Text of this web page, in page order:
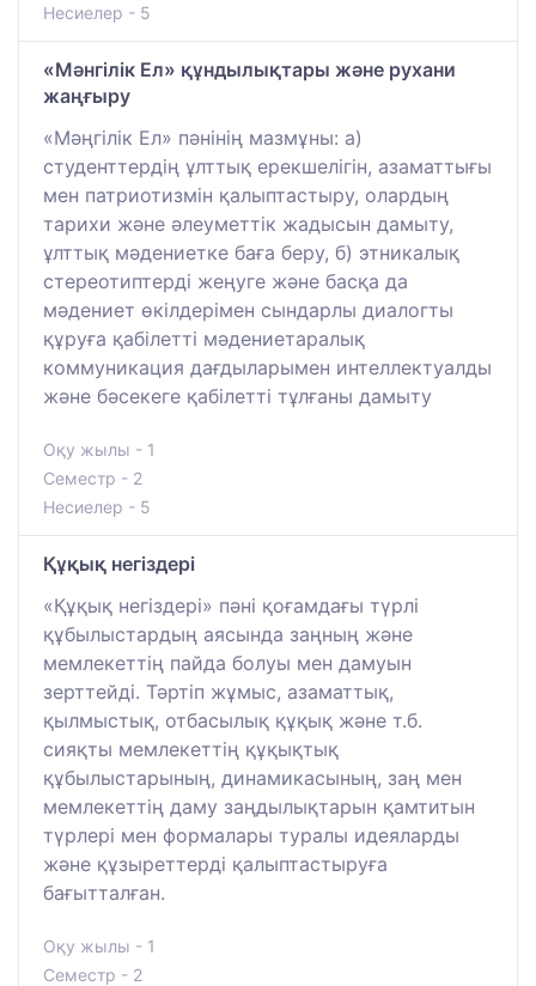
Несиелер - 5
«Мәнгілік Ел» құндылықтары және рухани
жаңғыру
«Мәңгілік Ел» пәнінің мазмұны: а)
студенттердің ұлттық ерекшелігін, азаматтығы
мен патриотизмін қалыптастыру, олардың
тарихи және әлеуметтік жадысын дамыту,
ұлттық мәдениетке баға беру, б) этникалық
стереотиптерді жеңуге және басқа да
мәдениет өкілдерімен сындарлы диалогты
құруға қабілетті мәдениетаралық
коммуникация дағдыларымен интеллектуалды
және бәсекеге қабілетті тұлғаны дамыту
Оқу жылы - 1
Семестр - 2
Несиелер - 5
Құқық негіздері
«Құқық негіздері» пәні қоғамдағы түрлі
құбылыстардың аясында заңның және
мемлекеттің пайда болуы мен дамуын
зерттейді. Тәртіп жұмыс, азаматтық,
қылмыстық, отбасылық құқық және т.б.
сияқты мемлекеттің құқықтық
құбылыстарының, динамикасының, заң мен
мемлекеттің даму заңдылықтарын қамтитын
түрлері мен формалары туралы идеяларды
және құзыреттерді қалыптастыруға
бағытталған.
Оқу жылы - 1
Семестр - 2